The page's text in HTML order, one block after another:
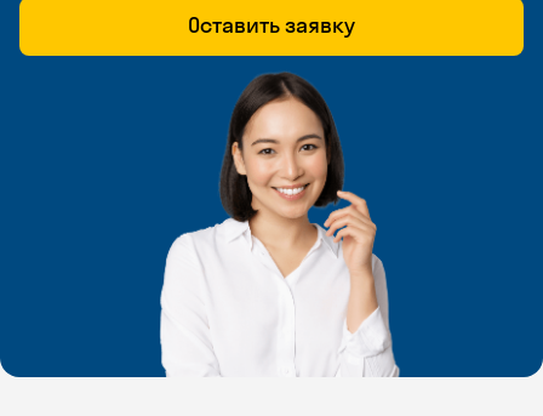
Оставить заявку